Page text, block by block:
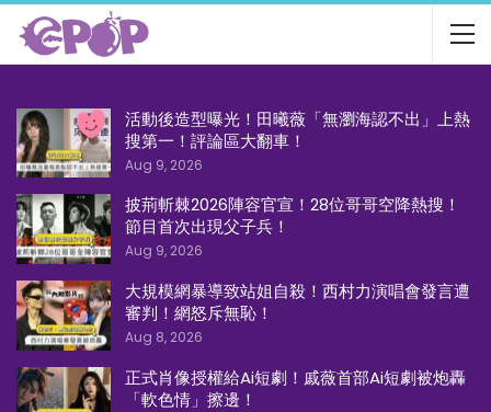
活動後造型曝光！田曦薇「無瀏海認不出」上熱
搜第一！評論區大翻車！
Aug 9, 2026
披荊斬棘2026陣容官宣！28位哥哥空降熱搜！
節目首次出現父子兵！
Aug 9, 2026
大規模網暴導致站姐自殺！西村力演唱會發言遭
審判！網怒斥無恥！
Aug 8, 2026
正式肖像授權給Ai短劇！戚薇首部Ai短劇被炮轟
「軟色情」擦邊！